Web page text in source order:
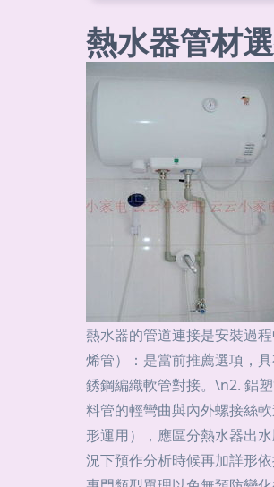
熱水器管材
熱水器的管道連接是安裝過
烯管）：是當前推薦選項，
銹鋼編織軟管對接。\n2. 鋁
料管的輕彎曲與內外螺接絲
形運用），應區分熱水器出
況下預作分析時候再加詳形